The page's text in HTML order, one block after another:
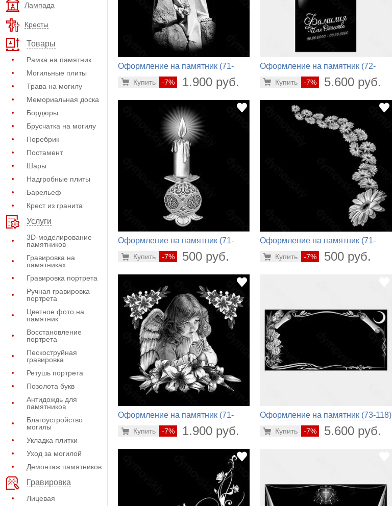
Лампада
Кресты
Товары
Рамка на памятник
Могильные плиты
Трава на могилу
Мемориальная доска
Бордюры
Брусчатка на могилу
Поребрик
Постамент
Шары
Надгробные плиты
Барельеф
Крест из гранита
Услуги
3D-моделирование
памятников
Гравировка на
памятниках
Гравировка портрета
Ручная гравировка
портрета
Цветное фото на
памятник
Восстановление
портрета
Пескоструйная
гравировка
Ретушь портрета
Позолота букв
Антидождь для
памятников
Благоустройство
могилы
Укладка плитки
Уход за могилой
Демонтаж памятников
Гравировка
Лицевая
Оформление на памятник (71-
-7% 1.900 руб.
Купить
Оформление на памятник (72-
-7% 5.600 руб.
Купить
Оформление на памятник (71-
-7% 500 руб.
Купить
Оформление на памятник (71-
-7% 500 руб.
Купить
Оформление на памятник (71-
-7% 1.900 руб.
Купить
Оформление на памятник (73-118)
-7% 5.600 руб.
Купить